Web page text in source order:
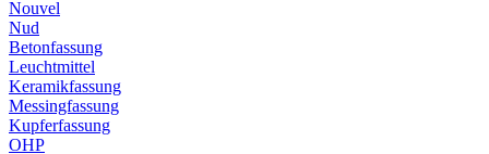
Nouvel
Nud
Betonfassung
Leuchtmittel
Keramikfassung
Messingfassung
Kupferfassung
OHP